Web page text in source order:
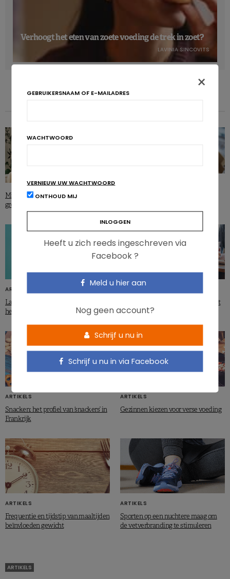
Verhoogt het eten van zoete voeding de trek in zoet?
LAVINIA SINCOVITS
Micronutriënten in moedermelk en
groei: wat weten we?
ARTIKELS
Laat eten zou een slechte invloed
hebben op je gewicht
Alleen eten gelinkt aan risico op het
metabool syndroom
ARTIKELS
Snacken: het profiel van ‘snackers’ in
Frankrijk
ARTIKELS
Gezinnen kiezen voor verse voeding
ARTIKELS
Frequentie en tijdstip van maaltijden
beïnvloeden gewicht
ARTIKELS
Sporten op een nuchtere maag om
de vetverbranding te stimuleren
ARTIKELS
×
GEBRUIKERSNAAM OF E-MAILADRES
WACHTWOORD
VERNIEUW UW WACHTWOORD
ONTHOUD MIJ
Heeft u zich reeds ingeschreven via
Facebook ?
Meld u hier aan
Nog geen account?
Schrijf u nu in
Schrijf u nu in via Facebook